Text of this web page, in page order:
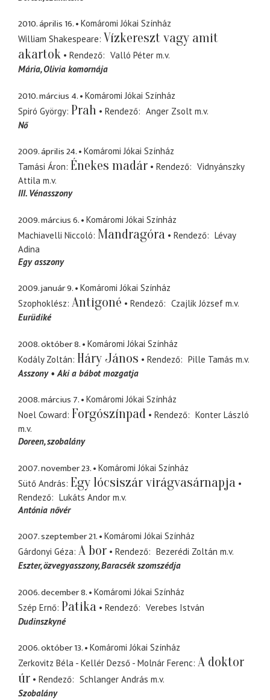
2010. április 16.
Komáromi Jókai Színház
William Shakespeare Vízkereszt vagy amit
akartok
Rendező Valló Péter m.v.
Mária Olivia komornája
2010. március 4.
Komáromi Jókai Színház
Spiró György Prah Rendező Anger Zsolt m.v.
Nő
2009. április 24.
Komáromi Jókai Színház
Tamási Áron Énekes madár Rendező
Vidnyánszky
Attila m.v.
III. Vénasszony
2009. március 6.
Komáromi Jókai Színház
Machiavelli Niccoló Mandragóra Rendező
Lévay
Adina
Egy asszony
2009. január 9.
Komáromi Jókai Színház
Szophoklész Antigoné Rendező Czajlik József m.v.
Eurüdiké
2008. október 8.
Komáromi Jókai Színház
Kodály Zoltán Háry János Rendező Pille Tamás m.v.
Asszony
Aki a bábot mozgatja
2008. március 7.
Komáromi Jókai Színház
Noel Coward Forgószínpad Rendező
Konter László
m.v.
Doreen szobalány
2007. november 23.
Komáromi Jókai Színház
Sütő András Egy lócsiszár virágvasárnapja
Rendező Lukáts Andor m.v.
Antónia nővér
2007. szeptember 21.
Komáromi Jókai Színház
Gárdonyi Géza A bor Rendező Bezerédi Zoltán m.v.
Eszter özvegyasszony, Baracsék szomszédja
2006. december 8.
Komáromi Jókai Színház
Szép Ernő Patika Rendező
Verebes István
Dudinszkyné
2006. október 13.
Komáromi Jókai Színház
Zerkovitz Béla - Kellér Dezső - Molnár Ferenc A doktor
úr
Rendező Schlanger András m.v.
Szobalány